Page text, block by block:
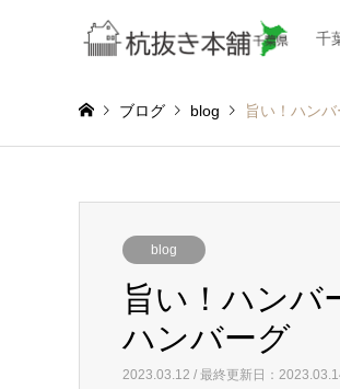
千
ブログ blog 旨い！ハン
blog
旨い！ハンバ
ハンバーグ
2023.03.12 / 最終更新日：